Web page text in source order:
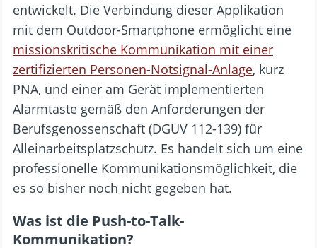
entwickelt. Die Verbindung dieser Applikation
mit dem Outdoor-Smartphone ermöglicht eine
missionskritische Kommunikation mit einer
zertifizierten Personen-Notsignal-Anlage, kurz
PNA, und einer am Gerät implementierten
Alarmtaste gemäß den Anforderungen der
Berufsgenossenschaft (DGUV 112-139) für
Alleinarbeitsplatzschutz. Es handelt sich um eine
professionelle Kommunikationsmöglichkeit, die
es so bisher noch nicht gegeben hat.
Was ist die Push-to-Talk-
Kommunikation?